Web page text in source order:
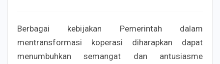
Berbagai kebijakan Pemerintah dalam
mentransformasi koperasi diharapkan dapat
menumbuhkan semangat dan antusiasme